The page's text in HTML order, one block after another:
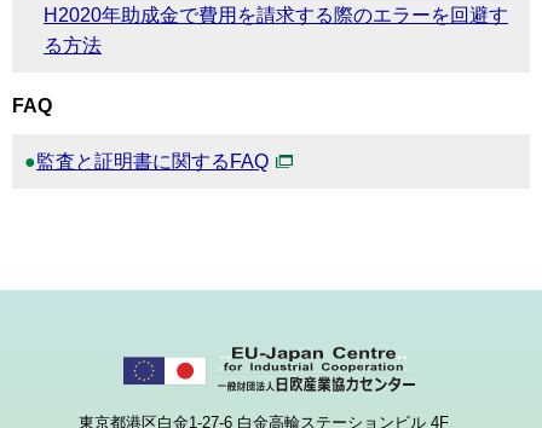
H2020年助成金で費用を請求する際のエラーを回避す
る方法
FAQ
監査と証明書に関するFAQ
東京都港区白金1-27-6 白金高輪ステーションビル 4F